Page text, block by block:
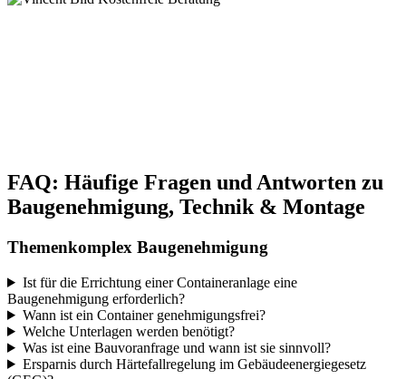
FAQ: Häufige Fragen und Antworten zu
Baugenehmigung, Technik & Montage
Themenkomplex Baugenehmigung
Ist für die Errichtung einer Containeranlage eine
Baugenehmigung erforderlich?
Wann ist ein Container genehmigungsfrei?
Welche Unterlagen werden benötigt?
Was ist eine Bauvoranfrage und wann ist sie sinnvoll?
Ersparnis durch Härtefallregelung im Gebäudeenergiegesetz